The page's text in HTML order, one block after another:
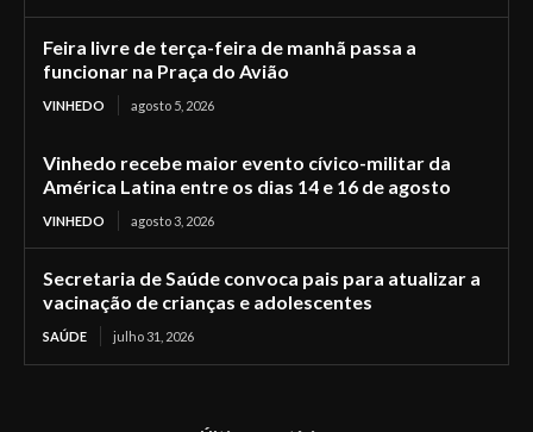
Feira livre de terça-feira de manhã passa a
funcionar na Praça do Avião
VINHEDO agosto 5, 2026
Vinhedo recebe maior evento cívico-militar da
América Latina entre os dias 14 e 16 de agosto
VINHEDO agosto 3, 2026
Secretaria de Saúde convoca pais para atualizar a
vacinação de crianças e adolescentes
SAÚDE julho 31, 2026